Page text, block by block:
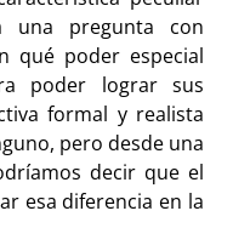
una pregunta con
qué poder especial
poder lograr sus
formal y realista
pero desde una
decir que el
esa diferencia en la